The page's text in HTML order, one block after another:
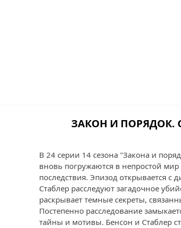
ЗАКОН И ПОРЯДОК.
В 24 серии 14 сезона "Закона и
вновь погружаются в непростой
последствия. Эпизод открывается
Стаблер расследуют загадочное
раскрывает темные секреты,
Постепенно расследование
тайны и мотивы. Бенсон и Стаблер